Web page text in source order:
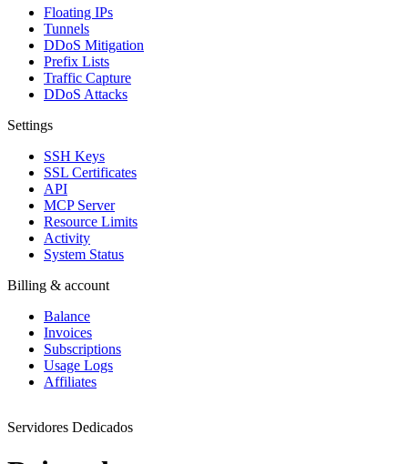
Floating IPs
Tunnels
DDoS Mitigation
Prefix Lists
Traffic Capture
DDoS Attacks
Settings
SSH Keys
SSL Certificates
API
MCP Server
Resource Limits
Activity
System Status
Billing & account
Balance
Invoices
Subscriptions
Usage Logs
Affiliates
Servidores Dedicados